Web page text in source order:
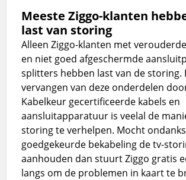
Meeste Ziggo-klanten
last van storing
Alleen Ziggo-klanten met
en niet goed afgeschermde
splitters hebben last van de storing.
vervangen van deze onderdelen
Kabelkeur gecertificeerde kabels en
aansluitapparatuur is veelal de
storing te verhelpen. Mocht ondanks
goedgekeurde bekabeling de tv-
aanhouden dan stuurt Ziggo gratis
langs om de problemen in kaart te